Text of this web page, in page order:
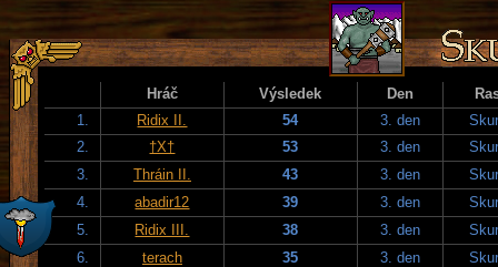
Hráč Výsledek Den
1.
Ridix II. 54 3. den
2.
†X† 53 3. den
3.
Thráin II. 43 3. den
4.
abadir12 39 3. den
5.
Ridix III. 38 3. den
6.
terach 35 3. den